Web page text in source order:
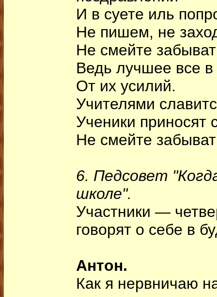
И в суете иль
Не пишем, не
Не смейте
Ведь лучшее все
От их усилий.
Учителями
Ученики приносят
Не смейте
6. Педсовет
школе".
Участники —
говорят о себе в
Антон.
Как я нервничаю